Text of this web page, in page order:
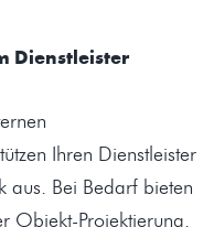
Dienstleister
Ihren Dienstleister
aus. Bei Bedarf bieten
Objekt-Projektierung.